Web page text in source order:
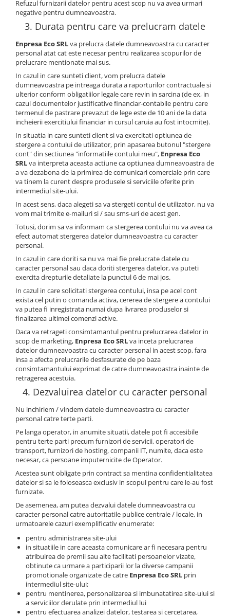
Refuzul furnizarii datelor pentru acest scop nu va avea urmari
negative pentru dumneavoastra.
3. Durata pentru care va prelucram datele
Enpresa Eco SRLva prelucra datele dumneavoastra cu caracter
personal atat cat este necesar pentru realizarea scopurilor de
prelucrare mentionate mai sus.
In cazul in care sunteti client, vom prelucra datele
dumneavoastra pe intreaga durata a raporturilor contractuale si
ulterior conform obligatiilor legale care revin in sarcina (de ex, in
cazul documentelor justificative financiar-contabile pentru care
termenul de pastrare prevazut de lege este de 10 ani de la data
incheierii exercitiului financiar in cursul caruia au fost intocmite).
In situatia in care sunteti client si va exercitati optiunea de
stergere a contului de utilizator, prin apasarea butonul "stergere
cont" din sectiunea "informatiile contului meu", Enpresa Eco
SRLva interpreta aceasta actiune ca optiunea dumneavoastra de
a va dezabona de la primirea de comunicari comerciale prin care
va tinem la curent despre produsele si serviciile oferite prin
intermediul site-ului.
In acest sens, daca alegeti sa va stergeti contul de utilizator, nu va
vom mai trimite e-mailuri si / sau sms-uri de acest gen.
Totusi, dorim sa va informam ca stergerea contului nu va avea ca
efect automat stergerea datelor dumneavoastra cu caracter
personal.
In cazul in care doriti sa nu va mai fie prelucrate datele cu
caracter personal sau daca doriti stergerea datelor, va puteti
exercita drepturile detaliate la punctul 6 de mai jos.
In cazul in care solicitati stergerea contului, insa pe acel cont
exista cel putin o comanda activa, cererea de stergere a contului
va putea fi inregistrata numai dupa livrarea produselor si
finalizarea ultimei comenzi active.
Daca va retrageti consimtamantul pentru prelucrarea datelor in
scop de marketing, Enpresa Eco SRLva inceta prelucrarea
datelor dumneavoastra cu caracter personal in acest scop, fara
insa a afecta prelucrarile desfasurate de pe baza
consimtamantului exprimat de catre dumneavoastra inainte de
retragerea acestuia.
4. Dezvaluirea datelor cu caracter personal
Nu inchiriem / vindem datele dumneavoastra cu caracter
personal catre terte parti.
Pe langa operator, in anumite situatii, datele pot fi accesibile
pentru terte parti precum furnizori de servicii, operatori de
transport, furnizori de hosting, companii IT, numite, daca este
necesar, ca persoane imputernicite de Operator.
Acestea sunt obligate prin contract sa mentina confidentialitatea
datelor si sa le foloseasca exclusiv in scopul pentru care le-au fost
furnizate.
De asemenea, am putea dezvalui datele dumneavoastra cu
caracter personal catre autoritatile publice centrale / locale, in
urmatoarele cazuri exemplificativ enumerate:
pentru administrarea site-ului
in situatiile in care aceasta comunicare ar fi necesara pentru
atribuirea de premii sau alte facilitati persoanelor vizate,
obtinute ca urmare a participarii lor la diverse campanii
promotionale organizate de catre Enpresa Eco SRL prin
intermediul site-ului;
pentru mentinerea, personalizarea si imbunatatirea site-ului si
a serviciilor derulate prin intermediul lui
pentru efectuarea analizei datelor, testarea si cercetarea,